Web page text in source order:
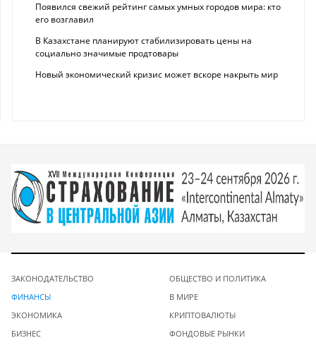
Появился свежий рейтинг самых умных городов мира: кто
его возглавил
В Казахстане планируют стабилизировать цены на
социально значимые продтовары
Новый экономический кризис может вскоре накрыть мир
ЗАКОНОДАТЕЛЬСТВО
ФИНАНСЫ
ЭКОНОМИКА
БИЗНЕС
ОБЩЕСТВО И ПОЛИТИКА
В МИРЕ
КРИПТОВАЛЮТЫ
ФОНДОВЫЕ РЫНКИ